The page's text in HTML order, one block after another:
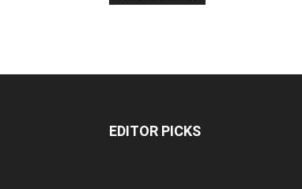
EDITOR PICKS